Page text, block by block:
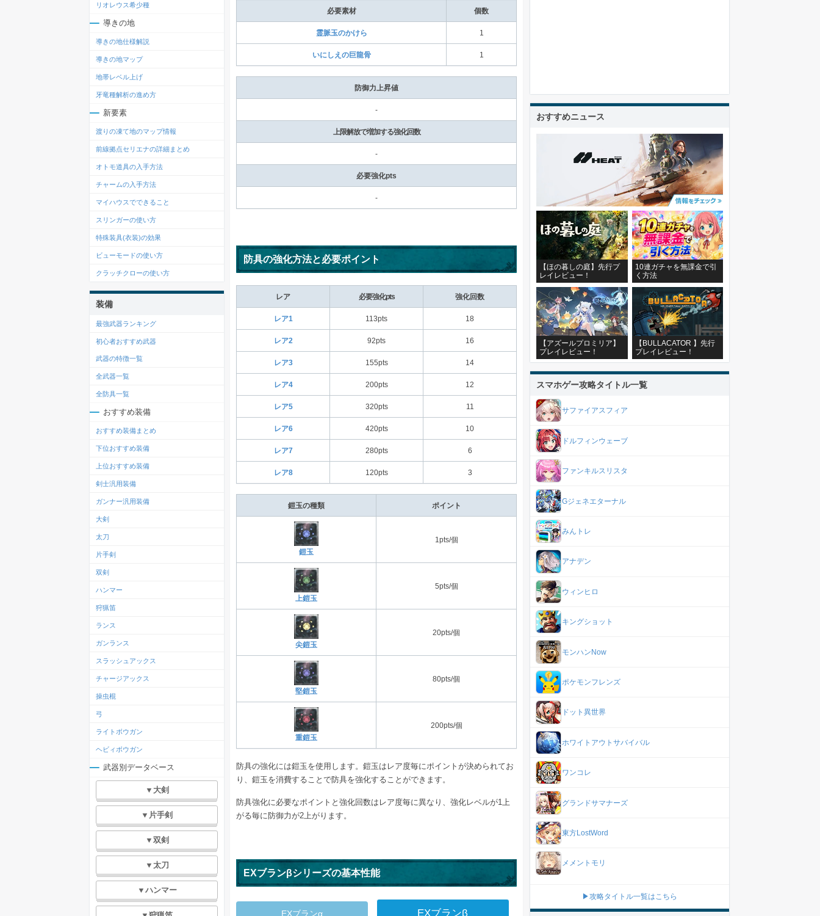
必要素材 個数
霊脈玉のかけら 1
いにしえの巨龍骨 1
防御力上昇値
-
上限解放で増加する強化回数
-
必要強化pts
-
防具の強化方法と必要ポイント
レア 必要強化pts 強化回数
レア1 113pts 18
レア2 92pts 16
レア3 155pts 14
レア4 200pts 12
レア5 320pts 11
レア6 420pts 10
レア7 280pts 6
レア8 120pts 3
鎧玉の種類 ポイント
鎧玉
1pts/個
上鎧玉
5pts/個
尖鎧玉
20pts/個
堅鎧玉
80pts/個
重鎧玉
200pts/個
防具の強化には鎧玉を使用します。鎧玉はレア度毎にポイントが決められてお
り、鎧玉を消費することで防具を強化することができます。
防具強化に必要なポイントと強化回数はレア度毎に異なり、強化レベルが1上
がる毎に防御力が2上がります。
EXブランβシリーズの基本性能
EXブランα EXブランβ
リオレウス希少種
導きの地
導きの地仕様解説
導きの地マップ
地帯レベル上げ
牙竜種解析の進め方
新要素
渡りの凍て地のマップ情報
前線拠点セリエナの詳細まとめ
オトモ道具の入手方法
チャームの入手方法
マイハウスでできること
スリンガーの使い方
特殊装具(衣装)の効果
ビューモードの使い方
クラッチクローの使い方
装備
最強武器ランキング
初心者おすすめ武器
武器の特徴一覧
全武器一覧
全防具一覧
おすすめ装備
おすすめ装備まとめ
下位おすすめ装備
上位おすすめ装備
剣士汎用装備
ガンナー汎用装備
大剣
太刀
片手剣
双剣
ハンマー
狩猟笛
ランス
ガンランス
スラッシュアックス
チャージアックス
操虫棍
弓
ライトボウガン
ヘビィボウガン
武器別データベース
▼大剣
▼片手剣
▼双剣
▼太刀
▼ハンマー
おすすめニュース
【ほの暮しの庭】先行プ
レイレビュー！
10連ガチャを無課金で引
く方法
【アズールプロミリア】
プレイレビュー！
【BULLACATOR 】先行
プレイレビュー！
スマホゲー攻略タイトル一覧
サファイアスフィア
ドルフィンウェーブ
ファンキルスリスタ
Gジェネエターナル
みんトレ
アナデン
ウィンヒロ
キングショット
モンハンNow
ポケモンフレンズ
ドット異世界
ホワイトアウトサバイバル
ワンコレ
グランドサマナーズ
東方LostWord
メメントモリ
▶攻略タイトル一覧はこちら